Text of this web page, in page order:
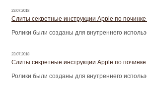
23.07.2018
Слиты секретные инструкции Apple по
Ролики были созданы для внутреннего
23.07.2018
Слиты секретные инструкции Apple по
Ролики были созданы для внутреннего